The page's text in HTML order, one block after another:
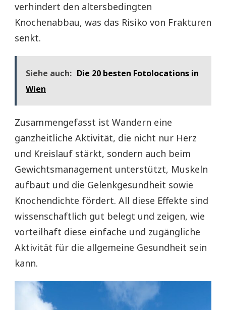
verhindert den altersbedingten
Knochenabbau, was das Risiko von Frakturen
senkt.
Siehe auch: Die 20 besten Fotolocations in
Wien
Zusammengefasst ist Wandern eine
ganzheitliche Aktivität, die nicht nur Herz
und Kreislauf stärkt, sondern auch beim
Gewichtsmanagement unterstützt, Muskeln
aufbaut und die Gelenkgesundheit sowie
Knochendichte fördert. All diese Effekte sind
wissenschaftlich gut belegt und zeigen, wie
vorteilhaft diese einfache und zugängliche
Aktivität für die allgemeine Gesundheit sein
kann.